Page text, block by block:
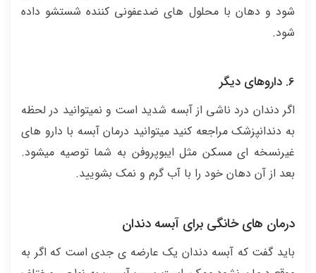
شود و دهان با محلول های ضدعفونی کننده شستشو داده
شود.
6. داروهای دیگر
اگر دندان درد ناشی از آبسه شدید است و نمیتوانید در لحظه
به دندانپزشک مراجعه کنید میتوانید درمان آبسه با دارو های
غیرنسخه ای مسکن مثل ایبوپروفن به شما توصیه میشود.
بعد از آن دهان خود را با آب گرم و نمک بشویید.
درمان های خانگی برای آبسه دندان
باید گفت که آبسه دندان یک عارضه ی جدی است که اگر به